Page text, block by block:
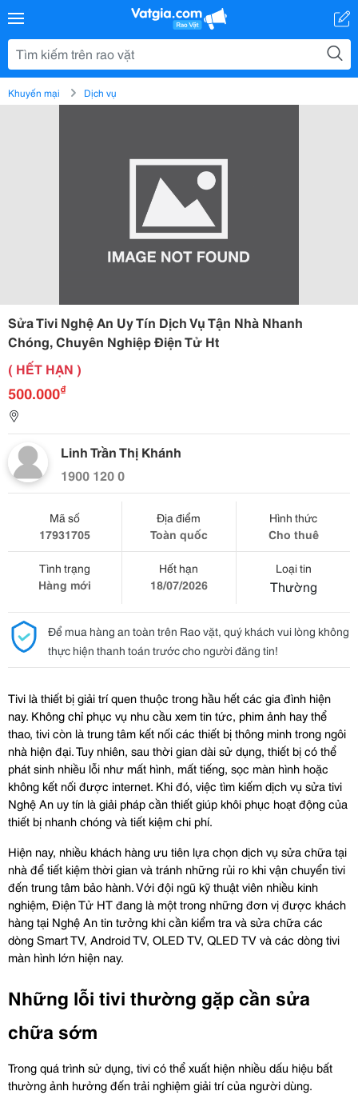
Khuyến mại Dịch vụ
Sửa Tivi Nghệ An Uy Tín Dịch Vụ Tận Nhà Nhanh
Chóng, Chuyên Nghiệp Điện Tử Ht
( HẾT HẠN )
500.000₫
Linh Trần Thị Khánh
1900 120 0
Mã số
17931705
Địa điểm
Toàn quốc
Hình thức
Cho thuê
Tình trạng
Hàng mới
Hết hạn
18/07/2026
Loại tin
Thường
Để mua hàng an toàn trên Rao vặt, quý khách vui lòng không
thực hiện thanh toán trước cho người đăng tin!
Tivi là thiết bị giải trí quen thuộc trong hầu hết các gia đình hiện
nay. Không chỉ phục vụ nhu cầu xem tin tức, phim ảnh hay thể
thao, tivi còn là trung tâm kết nối các thiết bị thông minh trong ngôi
nhà hiện đại. Tuy nhiên, sau thời gian dài sử dụng, thiết bị có thể
phát sinh nhiều lỗi như mất hình, mất tiếng, sọc màn hình hoặc
không kết nối được internet. Khi đó, việc tìm kiếm dịch vụ sửa tivi
Nghệ An uy tín là giải pháp cần thiết giúp khôi phục hoạt động của
thiết bị nhanh chóng và tiết kiệm chi phí.
Hiện nay, nhiều khách hàng ưu tiên lựa chọn dịch vụ sửa chữa tại
nhà để tiết kiệm thời gian và tránh những rủi ro khi vận chuyển tivi
đến trung tâm bảo hành. Với đội ngũ kỹ thuật viên nhiều kinh
nghiệm, Điện Tử HT đang là một trong những đơn vị được khách
hàng tại Nghệ An tin tưởng khi cần kiểm tra và sửa chữa các
dòng Smart TV, Android TV, OLED TV, QLED TV và các dòng tivi
màn hình lớn hiện nay.
Những lỗi tivi thường gặp cần sửa
chữa sớm
Trong quá trình sử dụng, tivi có thể xuất hiện nhiều dấu hiệu bất
thường ảnh hưởng đến trải nghiệm giải trí của người dùng.